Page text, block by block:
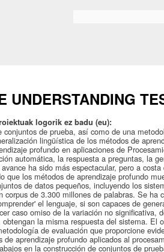
UNDERSTANDING
logorik ez badu (eu):
de prueba, así como de una
lingüística de los métodos de
profundo en aplicaciones de
automática, la respuesta a preguntas, la
ha sido más espectacular, pero a
que los métodos de aprendizaje profundo
de datos pequeños, incluyendo los
de 3.300 millones de palabras. Se ha
el lenguaje, si son capaces de
caso omiso de la variación no significativa,
la misma respuesta del sistema. El
de evaluación que proporcione
aprendizaje profundo aplicados al
en la construcción de conjuntos de